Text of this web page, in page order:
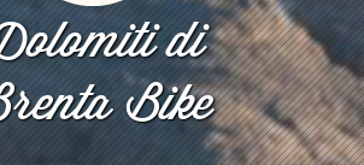
di
Bike